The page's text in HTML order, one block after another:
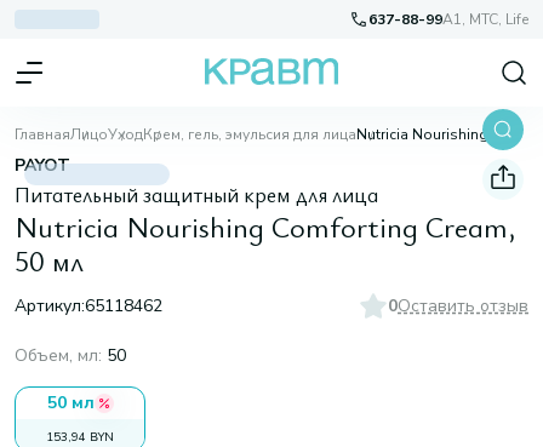
637-88-99A1, МТС, Life
ГлавнаяЛицоУходКрем, гель, эмульсия для лица Nutricia Nourishing Comforting Cream, 50 мл
PAYOT
Питательный защитный крем для лица
Nutricia Nourishing Comforting Cream,
50 мл
Артикул:65118462 0Оставить отзыв
Объем, мл: 50
50 мл
153,94 BYN